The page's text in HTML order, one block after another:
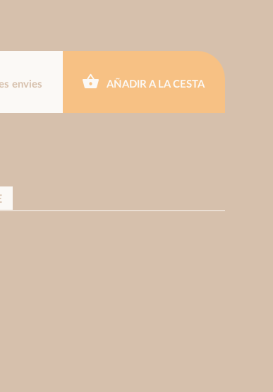
envies AÑADIR A LA CESTA